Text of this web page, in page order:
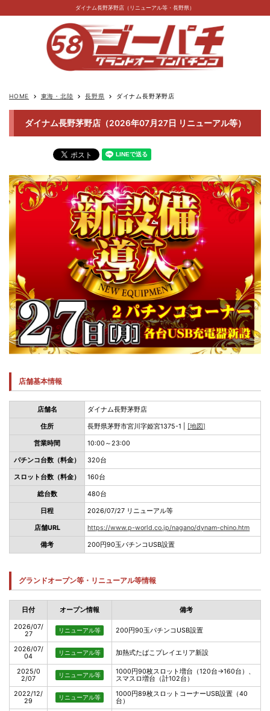
ダイナム長野茅野店（リニューアル等・長野県）
HOME keyboard_arrow_right 東海・北陸 keyboard_arrow_right 長野県 keyboard_arrow_right ダイナム長野茅野店
ダイナム長野茅野店（2026年07月27日 リニューアル等）
店舗基本情報
店舗名 ダイナム長野茅野店
住所 長野県茅野市宮川字姫宮1375-1 | [地図]
営業時間 10:00～23:00
パチンコ台数（料金） 320台
スロット台数（料金） 160台
総台数 480台
日程 2026/07/27 リニューアル等
店舗URL https://www.p-world.co.jp/nagano/dynam-chino.htm
備考 200円90玉パチンコUSB設置
グランドオープン等・リニューアル等情報
日付 オープン情報 備考
2026/07/
27
リニューアル等 200円90玉パチンコUSB設置
2026/07/
04
リニューアル等 加熱式たばこプレイエリア新設
2025/0
2/07
リニューアル等
1000円90枚スロット増台（120台→160台）、
スマスロ増台（計102台）
2022/12/
29
リニューアル等
1000円89枚スロットコーナーUSB設置（40
台）